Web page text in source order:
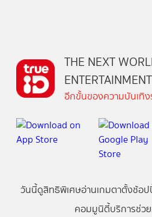
THE NEXT
ENTERTAINMENT
อีกขั้นของความบันเทิ
วันนี้ดูสิทธิพิเศษอ่านเกมตาตั้งช้อ
คอมมูนิตี้บริการช่ว